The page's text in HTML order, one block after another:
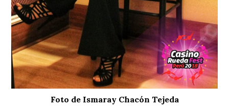
Foto de Ismaray Chacón Tejeda